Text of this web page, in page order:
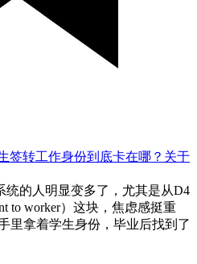
签转工作身份到底卡在哪？关于
的人明显变多了，尤其是从D4
to worker）这块，焦虑感挺重
里拿着学生身份，毕业后找到了